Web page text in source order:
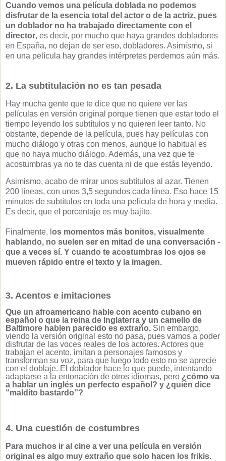
Cuando vemos una película doblada no podemos
disfrutar de la esencia total del actor o de la actriz, pues
un doblador no ha trabajado directamente con el
director, es decir, por mucho que haya grandes dobladores
en España, no dejan de ser eso, dobladores. Asimismo, si
en una película hay grandes intérpretes perdemos aún más.
2. La subtitulación no es tan pesada
Hay mucha gente que te dice que no quiere ver las
películas en versión original porque tienen que estar todo el
tiempo leyendo los subtítulos y no quieren leer tanto. No
obstante, depende de la película, pues hay películas con
mucho diálogo y otras con menos, aunque lo habitual es
que no haya mucho diálogo. Además, una vez que te
acostumbras ya no te das cuenta ni de que estás leyendo.
Asimismo, acabo de mirar unos subtítulos al azar. Tienen
200 líneas, con unos 3,5 segundos cada línea. Eso hace 15
minutos de subtítulos en toda una película de hora y media.
Es decir, que el porcentaje es muy bajito.
Finalmente, los momentos más bonitos, visualmente
hablando, no suelen ser en mitad de una conversación -
que a veces sí. Y cuando te acostumbras los ojos se
mueven rápido entre el texto y la imagen.
3. Acentos e imitaciones
Que un afroamericano hable con acento cubano en
español o que la reina de Inglaterra y un camello de
Baltimore hablen parecido es extraño. Sin embargo,
viendo la versión original esto no pasa, pues vamos a poder
disfrutar de las voces reales de los actores. Actores que
trabajan el acento, imitan a personajes famosos y
transforman su voz, para que luego todo esto no se aprecie
con el doblaje. El doblador hace lo que puede, intentando
adaptarse a la entonación de otros idiomas, pero ¿cómo va
a hablar un inglés un perfecto español? y ¿quién dice
“maldito bastardo”?
4. Una cuestión de costumbres
Para muchos ir al cinea ver una película en versión
original es algo muy extraño que solo hacen los frikis.